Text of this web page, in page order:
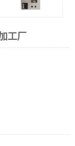
工厂